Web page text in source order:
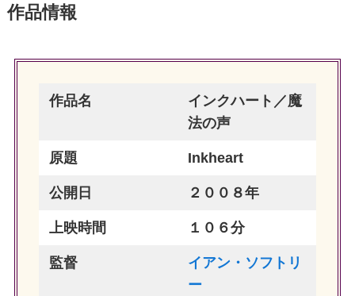
作品情報
作品名
インクハート／魔
法の声
原題 Inkheart
公開日 ２００８年
上映時間 １０６分
監督
イアン・ソフトリ
ー